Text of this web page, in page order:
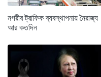
নগরীর ট্রাফিক ব্যবস্থাপনায় নৈরাজ্য
আর কতদিন